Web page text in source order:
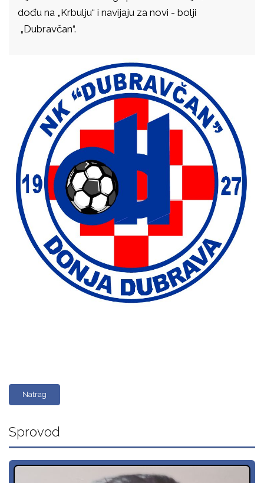
dođu na „Krbulju“ i navijaju za novi - bolji
„Dubravčan“.
Natrag
Sprovod